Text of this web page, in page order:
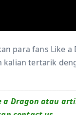
para fans Like a
kalian tertarik
a Dragon atau